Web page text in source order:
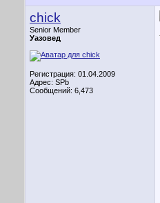
chick
Senior Member
Уазовед
Регистрация: 01.04.2009
Адрес: SPb
Сообщений: 6,473